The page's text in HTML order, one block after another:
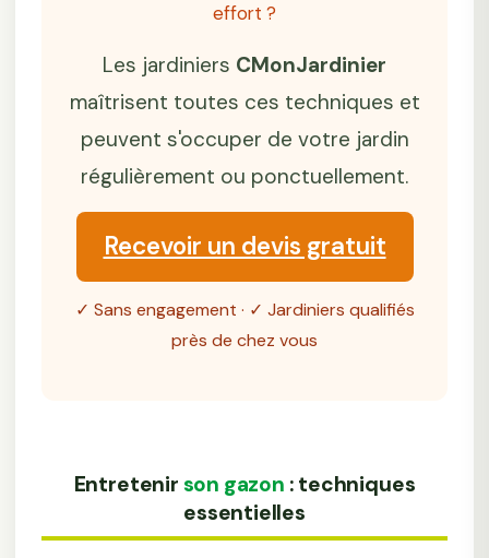
effort ?
Les jardiniers CMonJardinier
maîtrisent toutes ces techniques et
peuvent s'occuper de votre jardin
régulièrement ou ponctuellement.
Recevoir un devis gratuit
✓ Sans engagement · ✓ Jardiniers qualifiés
près de chez vous
Entretenir son gazon : techniques
essentielles